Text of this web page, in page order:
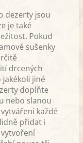
dezerty jsou
je také
Pokud
sušenky
drcených
jakékoli jiné
doplňte
nebo slanou
každé
přidat i